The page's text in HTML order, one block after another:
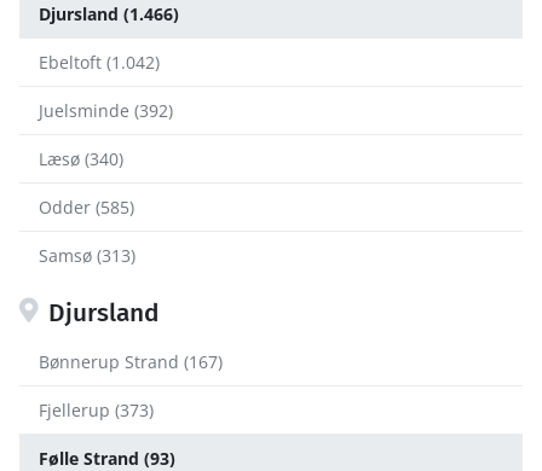
Djursland (1.466)
Ebeltoft (1.042)
Juelsminde (392)
Læsø (340)
Odder (585)
Samsø (313)
Djursland
Bønnerup Strand (167)
Fjellerup (373)
Følle Strand (93)